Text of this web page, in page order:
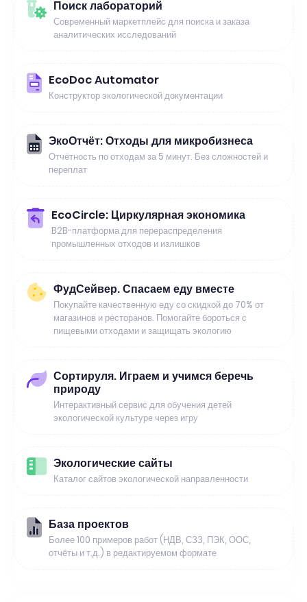
Поиск лабораторий
Современный маркетплейс для поиска и заказа
аналитических исследований
EcoDoc Automator
Конструктор экологической документации
ЭкоОтчёт: Отходы для микробизнеса
Отчётность по отходам за 5 минут. Без сложностей и
переплат
EcoCircle: Циркулярная экономика
B2B-платформа для перераспределения
промышленных отходов и излишков
ФудСейвер. Спасаем еду вместе
Покупайте качественную еду со скидкой до 70% от
магазинов и ресторанов. Помогайте бороться с
пищевыми отходами и защищать экологию
Сортируля. Играем и учимся беречь
природу
Интерактивный сервис для обучения детей
экологической культуре через игру
Экологические сайты
Каталог сайтов экологической направленности
База проектов
Более 100 примеров работ (НДВ, СЗЗ, ПЭК, ООС,
отчёты и т.д.) в редактируемом формате